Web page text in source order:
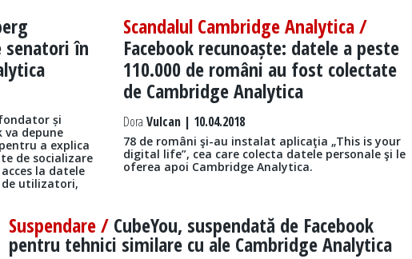
senatori în
și
va depune
a explica
de socializare
la datele
de utilizatori,
Scandalul Cambridge Analytica /
Facebook recunoaște: datele a peste
110.000 de români au fost colectate
de Cambridge Analytica
Dora Vulcan | 10.04.2018
78 de români şi-au instalat aplicaţia „This is your
digital life”, cea care colecta datele personale şi le
oferea apoi Cambridge Analytica.
Suspendare / CubeYou, suspendată de Facebook
pentru tehnici similare cu ale Cambridge Analytica